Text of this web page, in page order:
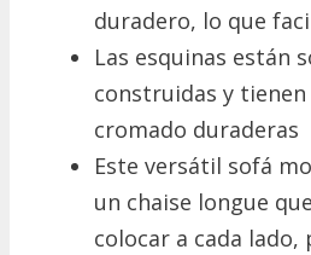
duradero, lo que
Las esquinas están
construidas y
cromado duraderas
Este versátil sofá
un chaise longue
colocar a cada lado,